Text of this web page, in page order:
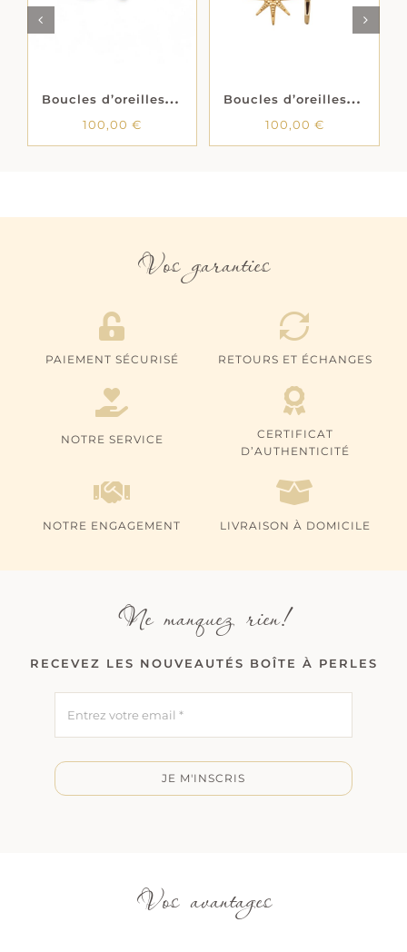
B
oucles d’oreilles « Prodigieux » – Oxydes de zirconium – Plaqué or
100,00€
B
oucles d’oreilles « Étora » – Plaqué or
100,00 €
Vos garanties
PAIEMENT SÉCURISÉ RETOURS ET ÉCHANGES
NOTRE SERVICE
CERTIFICAT
D’AUTHENTICITÉ
NOTRE ENGAGEMENT LIVRAISON À DOMICILE
Ne manquez rien!
RECEVEZ LES NOUVEAUTÉS BOÎTE À PERLES
JE M'INSCRIS
Vos avantages